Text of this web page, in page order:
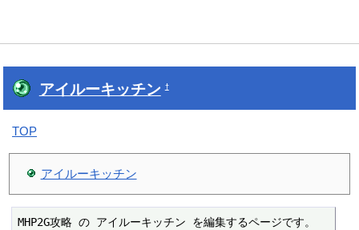
アイルーキッチン †
TOP
アイルーキッチン
MHP2G攻略 の アイルーキッチン を編集するページです。